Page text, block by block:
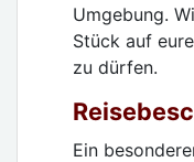
Umgebung.
Stück auf
zu dürfen.
Ein